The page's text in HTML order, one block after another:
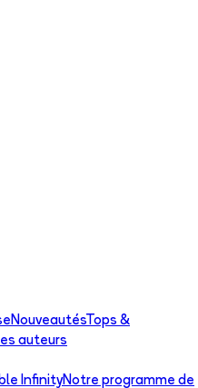
NouveautésTops &
auteurs
InfinityNotre programme de